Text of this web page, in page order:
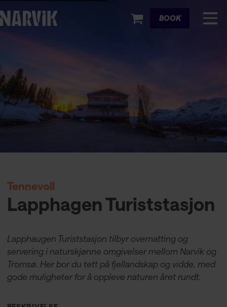
Cart
BOOK
Tennevoll
Lapphagen Turiststasjon
Lapphaugen Turiststasjon tilbyr overnatting og
servering i naturskjønne omgivelser mellom Narvik og
Tromsø. Her bor du tett på fjellandskap og vidde, med
gode muligheter for å oppleve naturen året rundt.